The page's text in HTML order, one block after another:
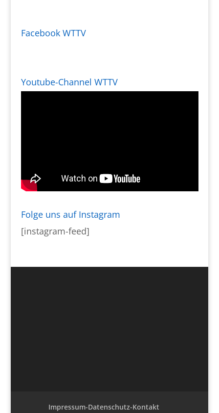
Facebook WTTV
Youtube-Channel WTTV
Folge uns auf Instagram
[instagram-feed]
Impressum-Datenschutz-Kontakt